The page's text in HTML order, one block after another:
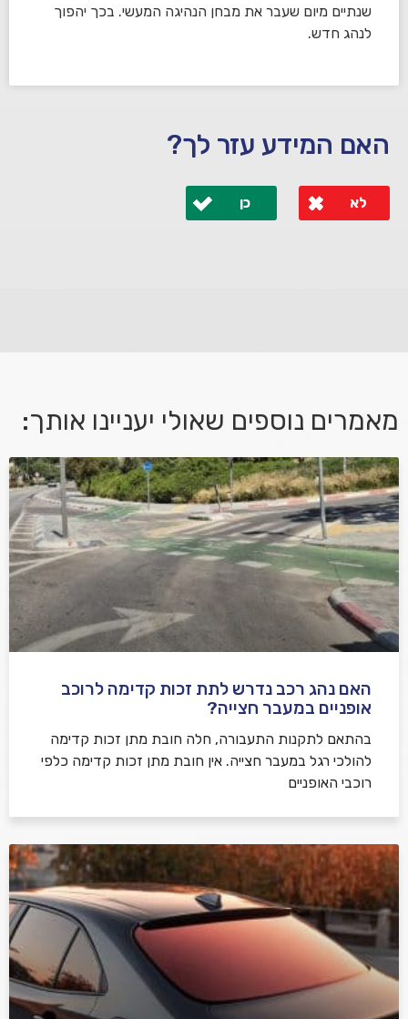
שנתיים מיום שעבר את מבחן הנהיגה המעשי. בכך יהפוך
לנהג חדש.
האם המידע עזר לך?
לא כן
אני מאשר/ת קבלת דיוור במייל ושימוש בפרטים בהתאם
למדיניות הפרטיות
שלח משוב
מאמרים נוספים שאולי יעניינו אותך:
האם נהג רכב נדרש לתת זכות קדימה לרוכב
אופניים במעבר חצייה?
בהתאם לתקנות התעבורה, חלה חובת מתן זכות קדימה
להולכי רגל במעבר חצייה. אין חובת מתן זכות קדימה כלפי
רוכבי האופניים